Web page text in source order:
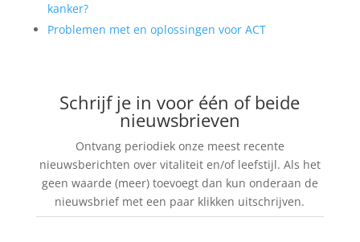
kanker?
Problemen met en oplossingen voor ACT
Schrijf je in voor één of beide
nieuwsbrieven
Ontvang periodiek onze meest recente
nieuwsberichten over vitaliteit en/of leefstijl. Als het
geen waarde (meer) toevoegt dan kun onderaan de
nieuwsbrief met een paar klikken uitschrijven.